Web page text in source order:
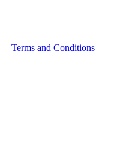
Terms and Conditions